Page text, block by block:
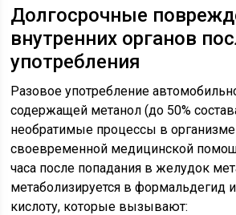
Долгосрочные
внутренних органов
употребления
Разовое употребление
содержащей метанол (до 50%
необратимые процессы в
своевременной медицинской
часа после попадания в желудок
метаболизируется в формальдегид
кислоту, которые вызывают: